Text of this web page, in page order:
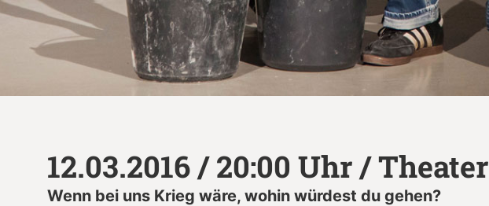
12.03.2016 / 20:00 Uhr / Theater
Wenn bei uns Krieg wäre, wohin würdest du gehen?